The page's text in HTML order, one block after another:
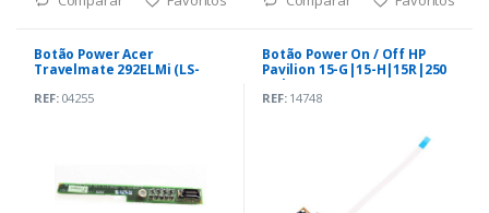
Botão Power Acer
Travelmate 292ELMi (LS-
REF:04255
Botão Power On / Off HP
Pavilion 15-G|15-H|15R|250
G3|255 G3 (LS-A991P)
REF:14748